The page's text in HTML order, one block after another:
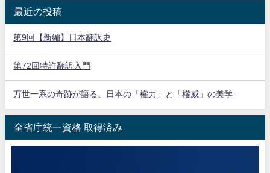
最近の投稿
第9回【新編】日本翻訳史
第72回特許翻訳入門
万世一系の奇跡が語る、日本の「權力」と「權威」の美学
全省庁統一資格 取得済み